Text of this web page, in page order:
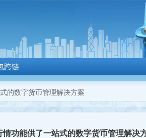
跨链
的数字货币管理解决方案
情功能供了一站式的数字货币管理解决